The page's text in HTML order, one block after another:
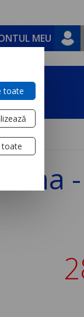
MEU
toate
toate